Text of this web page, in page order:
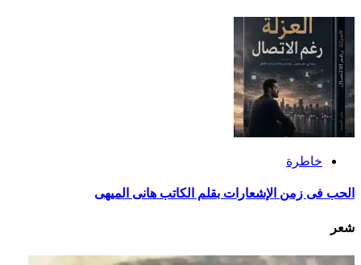
خاطرة
الحب فى زمن الإشعارات بقلم الكاتب هانى الميهى
شعر